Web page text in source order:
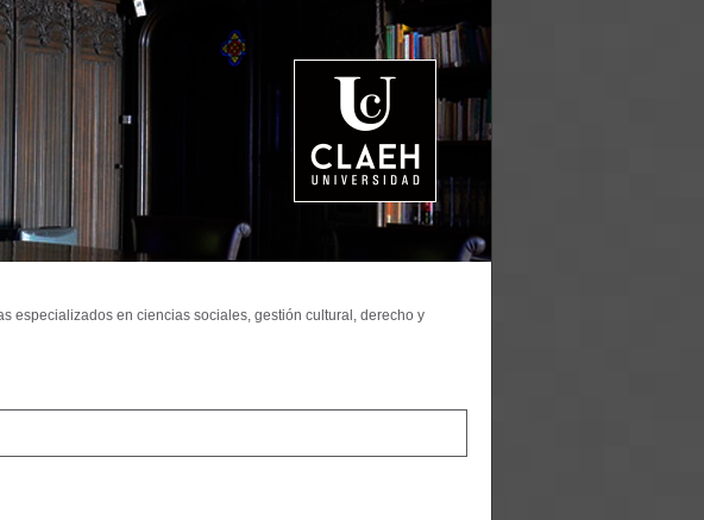
especializados en ciencias sociales, gestión cultural, derecho y